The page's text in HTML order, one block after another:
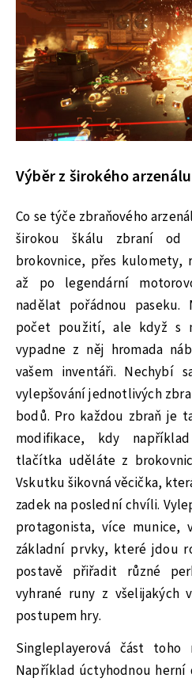
Výběr z širokého
Co se týče zbraňového
širokou škálu zbraní od
brokovnice, přes
až po legendární
nadělat pořádnou paseku.
počet použití, ale když s
vypadne z něj hromada
vašem inventáři. Nechybí
vylepšování jednotlivých
bodů. Pro každou zbraň je
modifikace, kdy
tlačítka uděláte z
Vskutku šikovná věcička,
zadek na poslední chvíli.
protagonista, více
základní prvky, které jdou
postavě přiřadit různé
vyhrané runy z všelijakých
postupem hry.
Singleplayerová část toho
Například úctyhodnou herní